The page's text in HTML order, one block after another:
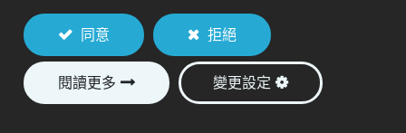
同意 拒絕
閱讀更多 變更設定